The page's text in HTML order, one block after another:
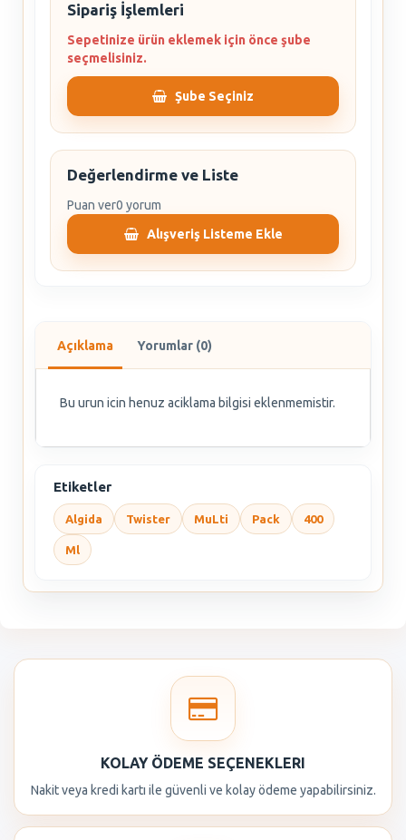
Sipariş İşlemleri
Sepetinize ürün eklemek için önce şube
seçmelisiniz.
Şube Seçiniz
Değerlendirme ve Liste
Puan ver0 yorum
Alışveriş Listeme Ekle
Açıklama Yorumlar (0)
Bu urun icin henuz aciklama bilgisi eklenmemistir.
Etiketler
Algida Twister MuLti Pack 400
Ml
KOLAY ÖDEME SEÇENEKLERI
Nakit veya kredi kartı ile güvenli ve kolay ödeme yapabilirsiniz.